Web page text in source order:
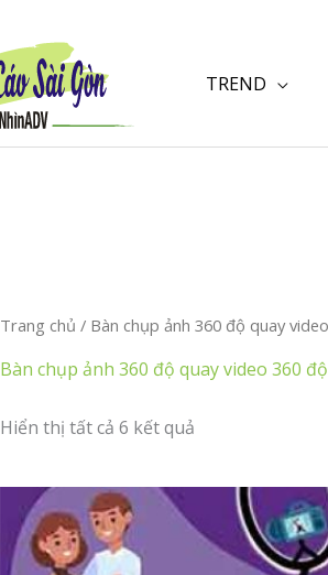
TREND
Trang chủ / Bàn chụp ảnh 360 độ quay
Bàn chụp ảnh 360 độ quay video 360 độ
Hiển thị tất cả 6 kết quả